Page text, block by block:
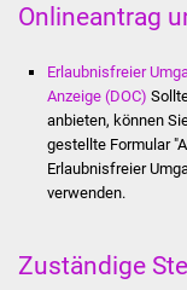
Onlineantrag
Erlaubnisfreier
Anzeige (DOC)
anbieten, können
gestellte Formular
Erlaubnisfreier
verwenden.
Zuständige